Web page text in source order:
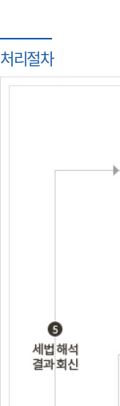
처리절차